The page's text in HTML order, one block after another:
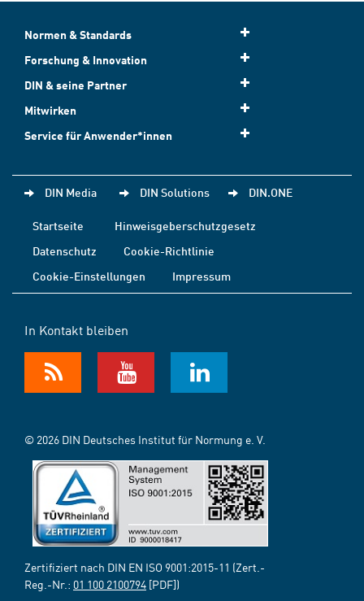
Normen & Standards
Forschung & Innovation
DIN & seine Partner
Mitwirken
Service für Anwender*innen
DIN Media DIN Solutions DIN.ONE
Startseite
Hinweisgeberschutzgesetz
Datenschutz
Cookie-Richtlinie
Cookie-Einstellungen
Impressum
In Kontakt bleiben
© 2026 DIN Deutsches Institut für Normung e. V.
Zertifiziert nach DIN EN ISO 9001:2015-11 (Zert.-
Reg.-Nr.: 01 100 2100794 [PDF])